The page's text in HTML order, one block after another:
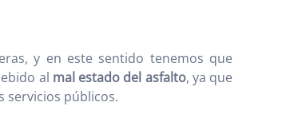
y en este sentido tenemos que
al mal estado del asfalto, ya que
servicios públicos.